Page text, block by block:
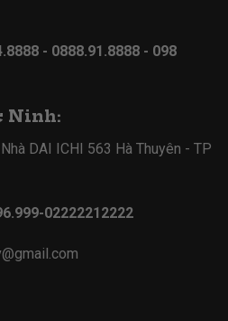
- 0888.91.8888 - 098
Ninh:
DAI ICHI 563 Hà Thuyên - TP
02222212222